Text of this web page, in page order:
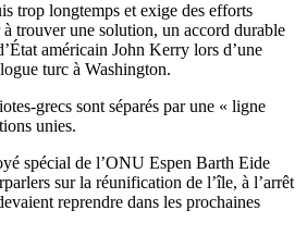
trop longtemps et exige des efforts
trouver une solution, un accord durable
américain John Kerry lors d’une
turc à Washington.
grecs sont séparés par une « ligne
unies.
spécial de l’ONU Espen Barth Eide
sur la réunification de l’île, à l’arrêt
reprendre dans les prochaines